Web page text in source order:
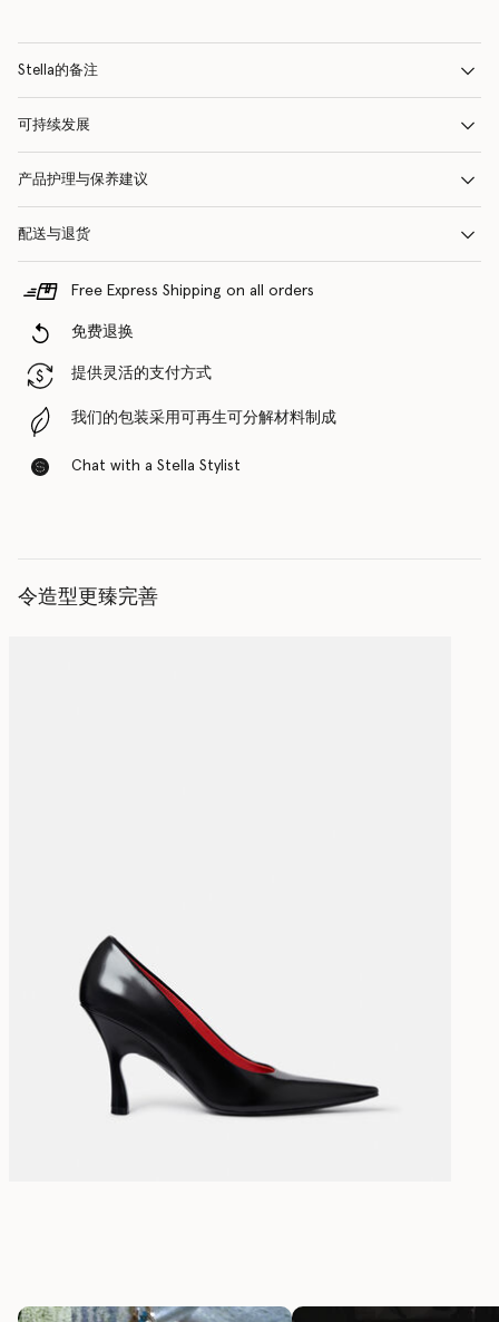
Stella的备注
可持续发展
产品护理与保养建议
配送与退货
Free Express Shipping on all orders
免费退换
提供灵活的支付方式
我们的包装采用可再生可分解材料制成
Chat with a Stella Stylist
令造型更臻完善